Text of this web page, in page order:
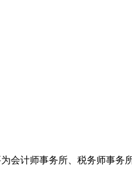
会计师事务所、税务师事务